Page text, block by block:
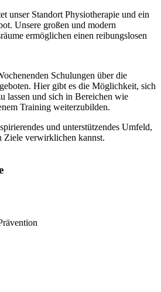
unser Standort Physiotherapie und ein
Unsere großen und modern
ermöglichen einen reibungslosen
Schulungen über die
Hier gibt es die Möglichkeit, sich
lassen und sich in Bereichen wie
Training weiterzubilden.
und unterstützendes Umfeld,
Ziele verwirklichen kannst.